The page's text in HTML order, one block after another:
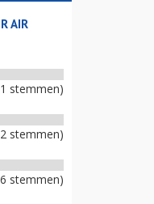
AIR
stemmen)
stemmen)
stemmen)